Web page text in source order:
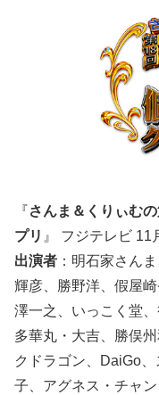
『さんま＆くりぃむ
プリ 』 フジテレビ
出演者 ：明石家さん
輝彦、勝野洋、假屋
澤一之、いっこく堂
多華丸・大吉、勝俣
クドラゴン、DaiGo
子、アグネス・チャ